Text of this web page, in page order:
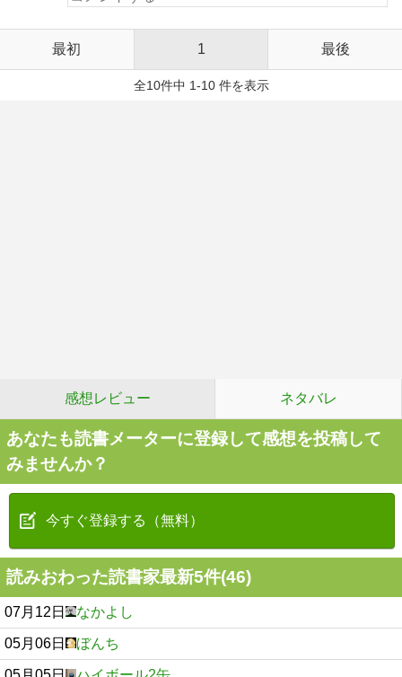
最初 1 最後
全10件中 1-10 件を表示
感想レビュー ネタバレ
あなたも読書メーターに登録して感想を投稿して
みませんか？
今すぐ登録する（無料）
読みおわった読書家最新5件(46)
07月12日 なかよし
05月06日 ぼんち